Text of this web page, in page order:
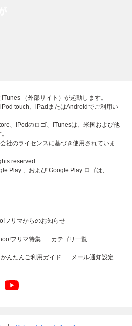
（外部サイト）が起動します。
touch、iPadまたはAndroidでご利用い
、iPodのロゴ、iTunesは、米国および他
社のライセンスに基づき使用されていま
reserved.
Play 、および Google Play ロゴは、
フリマからのお知らせ
フリマ特集 カテゴリ一覧
かんたんご利用ガイド メール通知設定